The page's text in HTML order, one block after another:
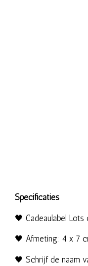
Specificaties
🖤 Cadeaulabel Lots
🖤 Afmeting: 4 x 7
🖤 Schrijf de naam